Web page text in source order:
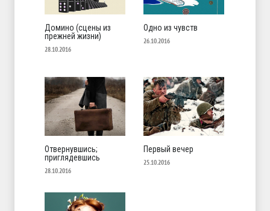
Домино (сцены из
прежней жизни)
28.10.2016
Отвернувшись;
приглядевшись
28.10.2016
Одно из чувств
26.10.2016
Первый вечер
25.10.2016